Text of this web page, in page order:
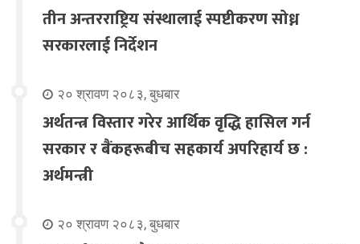
तीन अन्तरराष्ट्रिय संस्थालाई स्पष्टीकरण सोध्न
सरकारलाई निर्देशन
२० श्रावण २०८३, बुधबार
अर्थतन्त्र विस्तार गरेर आर्थिक वृद्धि हासिल गर्न
सरकार र बैंकहरूबीच सहकार्य अपरिहार्य छ :
अर्थमन्त्री
२० श्रावण २०८३, बुधबार